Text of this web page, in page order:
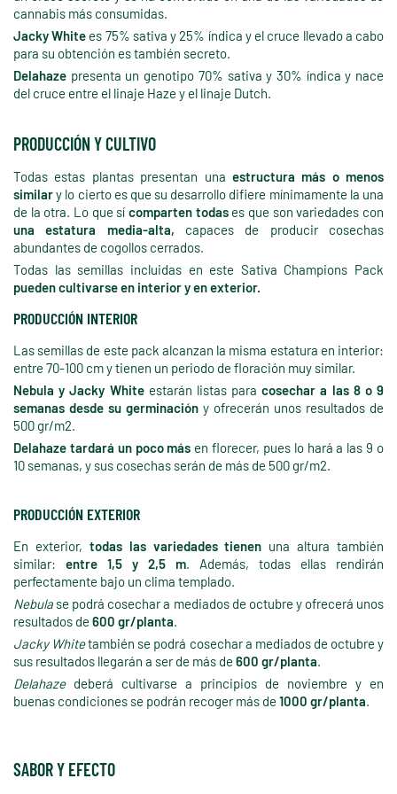
cannabis más consumidas.
Jacky White es 75% sativa y 25% índica y el cruce llevado a cabo
para su obtención es también secreto.
Delahaze presenta un genotipo 70% sativa y 30% índica y nace
del cruce entre el linaje Haze y el linaje Dutch.
PRODUCCIÓN Y CULTIVO
Todas estas plantas presentan una estructura más o menos
similary lo cierto es que su desarrollo difiere mínimamente la una
de la otra. Lo que sí comparten todases que son variedades con
una estatura media-alta, capaces de producir cosechas
abundantes de cogollos cerrados.
Todas las semillas incluidas en este Sativa Champions Pack
pueden cultivarse en interior y en exterior.
PRODUCCIÓN INTERIOR
Las semillas de este pack alcanzan la misma estatura en interior:
entre 70-100 cm y tienen un periodo de floración muy similar.
Nebula y Jacky Whiteestarán listas paracosechar a las 8 o 9
semanas desde su germinación y ofrecerán unos resultados de
500 gr/m2.
Delahaze tardará un poco más en florecer, pues lo hará a las 9 o
10 semanas, y sus cosechas serán de más de 500 gr/m2.
PRODUCCIÓN EXTERIOR
En exterior, todas las variedades tienen una altura también
similar: entre 1,5 y 2,5 m. Además, todas ellas rendirán
perfectamente bajo un clima templado.
Nebula se podrá cosechar a mediados de octubre y ofrecerá unos
resultados de 600 gr/planta.
Jacky Whitetambién se podrá cosechar a mediados de octubre y
sus resultados llegarán a ser de más de 600 gr/planta.
Delahazedeberá cultivarse a principios de noviembre y en
buenas condiciones se podrán recoger más de 1000 gr/planta.
SABOR Y EFECTO